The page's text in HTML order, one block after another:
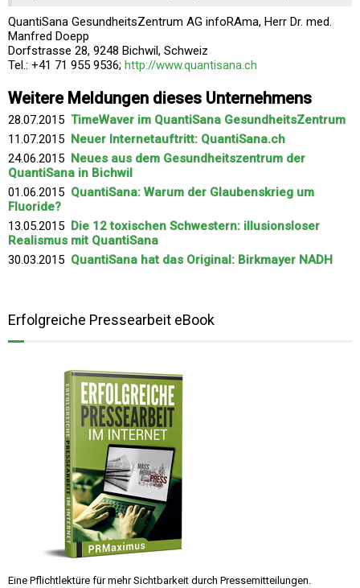
QuantiSana GesundheitsZentrum AG infoRAma, Herr Dr. med.
Manfred Doepp
Dorfstrasse 28, 9248 Bichwil, Schweiz
Tel.: +41 71 955 9536; http://www.quantisana.ch
Weitere Meldungen dieses Unternehmens
28.07.2015 TimeWaver im QuantiSana GesundheitsZentrum
11.07.2015 Neuer Internetauftritt: QuantiSana.ch
24.06.2015 Neues aus dem Gesundheitszentrum der
QuantiSana in Bichwil
01.06.2015 QuantiSana: Warum der Glaubenskrieg um
Fluoride?
13.05.2015 Die 12 toxischen Schwestern: illusionsloser
Realismus mit QuantiSana
30.03.2015 QuantiSana hat das Original: Birkmayer NADH
Erfolgreiche Pressearbeit eBook
Eine Pflichtlektüre für mehr Sichtbarkeit durch Pressemitteilungen.